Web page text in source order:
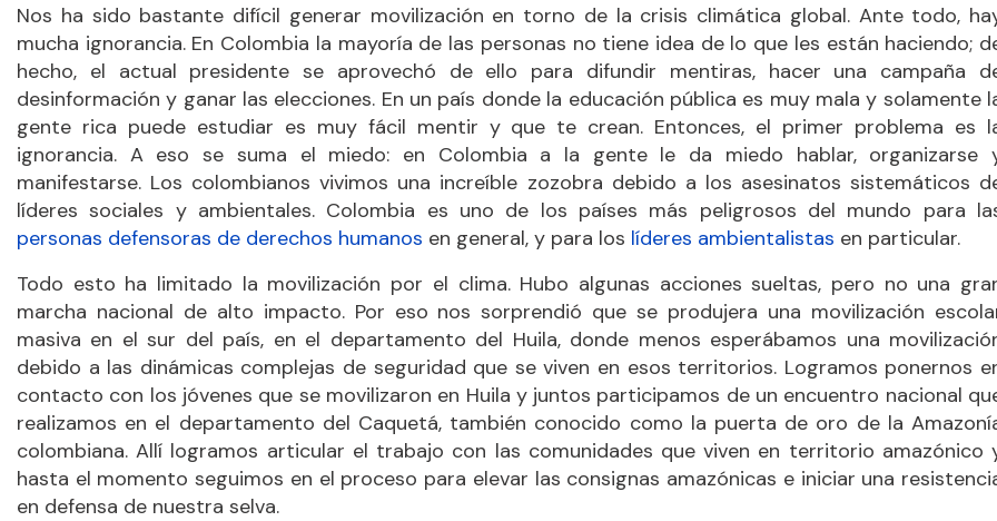
Nos ha sido bastante difícil generar movilización en torno de la crisis climática global. Ante todo,
mucha ignorancia. En Colombia la mayoría de las personas no tiene idea de lo que les están haciendo;
hecho, el actual presidente se aprovechó de ello para difundir mentiras, hacer una campaña
desinformación y ganar las elecciones. En un país donde la educación pública es muy mala y solamente
gente rica puede estudiar es muy fácil mentir y que te crean. Entonces, el primer problema es
ignorancia. A eso se suma el miedo: en Colombia a la gente le da miedo hablar, organizarse
manifestarse. Los colombianos vivimos una increíble zozobra debido a los asesinatos sistemáticos
líderes sociales y ambientales. Colombia es uno de los países más peligrosos del mundo para
personas defensoras de derechos humanos en general, y para los líderes ambientalistas en particular.
Todo esto ha limitado la movilización por el clima. Hubo algunas acciones sueltas, pero no una
marcha nacional de alto impacto. Por eso nos sorprendió que se produjera una movilización
masiva en el sur del país, en el departamento del Huila, donde menos esperábamos una
debido a las dinámicas complejas de seguridad que se viven en esos territorios. Logramos ponernos
contacto con los jóvenes que se movilizaron en Huila y juntos participamos de un encuentro nacional
realizamos en el departamento del Caquetá, también conocido como la puerta de oro de la
colombiana. Allí logramos articular el trabajo con las comunidades que viven en territorio amazónico
hasta el momento seguimos en el proceso para elevar las consignas amazónicas e iniciar una
en defensa de nuestra selva.